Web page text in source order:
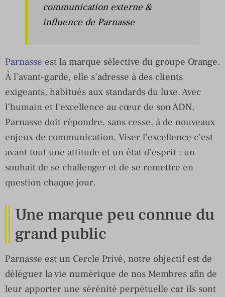
communication externe &
influence de Parnasse
Parnasse est la marque sélective du groupe Orange.
À l’avant-garde, elle s’adresse à des clients
exigeants, habitués aux standards du luxe. Avec
l’humain et l’excellence au cœur de son ADN,
Parnasse doit répondre, sans cesse, à de nouveaux
enjeux de communication. Viser l’excellence c’est
avant tout une attitude et un état d’esprit : un
souhait de se challenger et de se remettre en
question chaque jour.
Une marque peu connue du
grand public
Parnasse est un Cercle Privé, notre objectif est de
déléguer la vie numérique de nos Membres afin de
leur apporter une sérénité perpétuelle car ils sont